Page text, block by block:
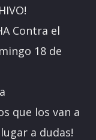
Contra el
18 de
que los van a
a dudas!